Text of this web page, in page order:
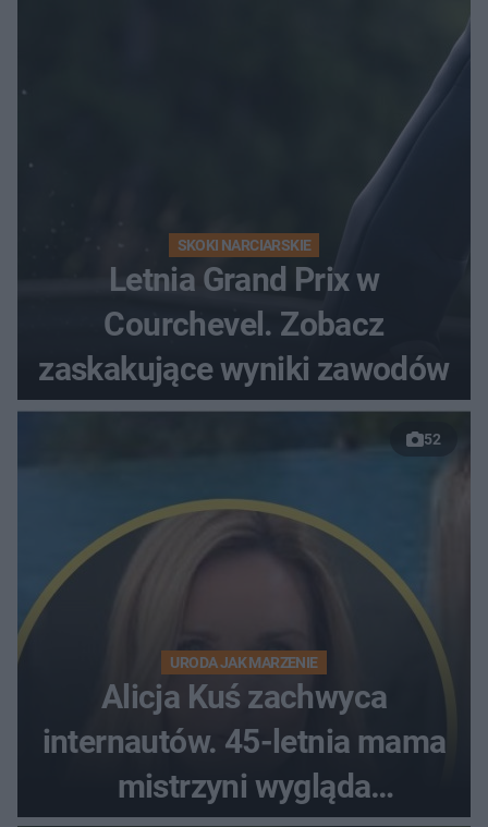
SKOKI NARCIARSKIE
Letnia Grand Prix w
Courchevel. Zobacz
zaskakujące wyniki zawodów
52
URODA JAK MARZENIE
Alicja Kuś zachwyca
internautów. 45-letnia mama
mistrzyni wygląda